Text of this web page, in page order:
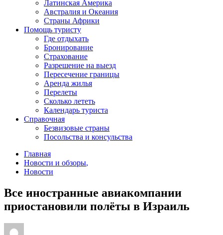
Латинская Америка
Австралия и Океания
Страны Африки
Помощь туристу
Где отдыхать
Бронирование
Страхование
Разрешение на выезд
Пересечение границы
Аренда жилья
Перелеты
Сколько лететь
Календарь туриста
Справочная
Безвизовые страны
Посольства и консульства
Главная
Новости и обзоры,
Новости
Все иностранные авиакомпании
приостановили полёты в Израиль